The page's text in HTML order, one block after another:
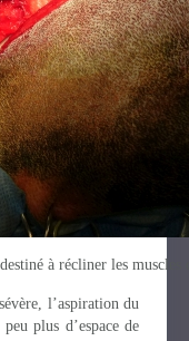
à récliner les muscles
l’aspiration du
plus d’espace de